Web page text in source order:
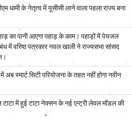
धामी के नेतृत्व में यूसीसी लाने वाला पहला राज्य बना
का पानी आएगा पहाड़ के काम। पहाड़ों में पेयजल
में वरिष्ठ पत्रकार नवल खाली ने राज्यसभा सांसद
अब स्मार्ट सिटी परियोजना के तहत नहीं होगा नवीन
टाटा में हुई टाटा नेक्सन के नई एन्ट्री लेवल मॉडल की